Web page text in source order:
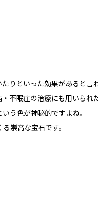
りといった効果があると言
不眠症の治療にも用いられ
う色が神秘的ですよね。
崇高な宝石です。